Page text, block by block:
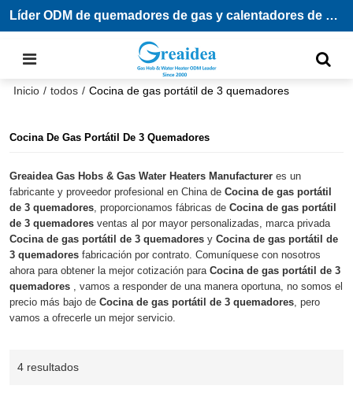
Líder ODM de quemadores de gas y calentadores de agua
Inicio / todos / Cocina de gas portátil de 3 quemadores
Cocina De Gas Portátil De 3 Quemadores
Greaidea Gas Hobs & Gas Water Heaters Manufacturer es un
fabricante y proveedor profesional en China deCocina de gas portátil
de 3 quemadores , proporcionamos fábricas deCocina de gas portátil
de 3 quemadores ventas al por mayor personalizadas, marca privada
Cocina de gas portátil de 3 quemadores yCocina de gas portátil de
3 quemadores fabricación por contrato. Comuníquese con nosotros
ahora para obtener la mejor cotización paraCocina de gas portátil de 3
quemadores , vamos a responder de una manera oportuna, no somos el
precio más bajo deCocina de gas portátil de 3 quemadores , pero
vamos a ofrecerle un mejor servicio.
4 resultados